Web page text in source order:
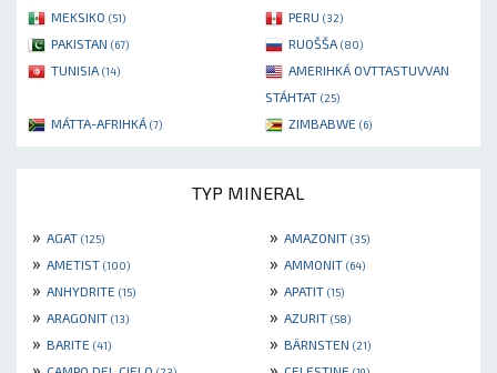
MEKSIKO (51) PERU (32)
PAKISTAN (67) RUOŠŠA (80)
TUNISIA (14)
AMERIHKÁ OVTTASTUVVAN
STÁHTAT (25)
MÁTTA-AFRIHKÁ (7) ZIMBABWE (6)
TYP MINERAL
» AGAT (125) » AMAZONIT (35)
» AMETIST (100) » AMMONIT (64)
» ANHYDRITE (15) » APATIT (15)
» ARAGONIT (13) » AZURIT (58)
» BARITE (41) » BÄRNSTEN (21)